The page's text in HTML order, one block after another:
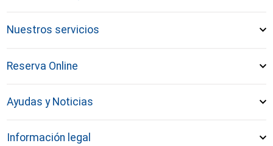
Nuestros servicios
Reserva Online
Ayudas y Noticias
Información legal